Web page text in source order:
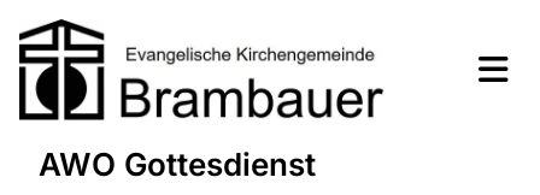
AWO Gottesdienst